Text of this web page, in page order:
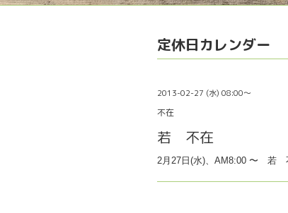
定休日カレンダー
2013-02-27 (水) 08:00～
不在
若 不在
2月27日(水)、AM8:00 〜 若